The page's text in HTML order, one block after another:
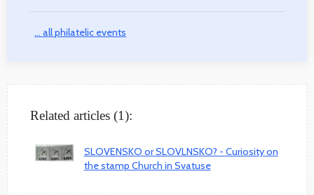
... all philatelic events
Related articles (1):
SLOVENSKO or SLOVLNSKO? - Curiosity on
the stamp Church in Svatuse